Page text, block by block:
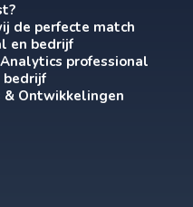
de perfecte match
en bedrijf
professional
bedrijf
& Ontwikkelingen